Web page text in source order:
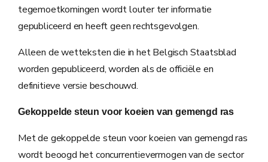
tegemoetkomingen wordt louter ter informatie
gepubliceerd en heeft geen rechtsgevolgen.
Alleen de wetteksten die in het Belgisch Staatsblad
worden gepubliceerd, worden als de officiële en
definitieve versie beschouwd.
Gekoppelde steun voor koeien van gemengd ras
Met de gekoppelde steun voor koeien van gemengd ras
wordt beoogd het concurrentievermogen van de sector